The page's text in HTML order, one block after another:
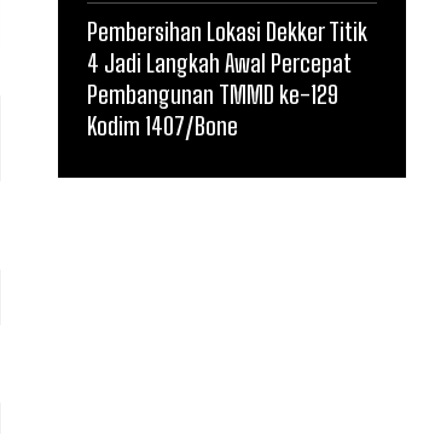
Pembersihan Lokasi Dekker Titik
4 Jadi Langkah Awal Percepat
Pembangunan TMMD ke-129
Kodim 1407/Bone